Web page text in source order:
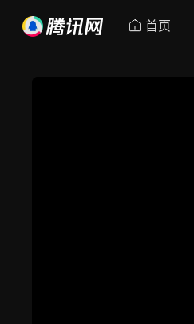
首页